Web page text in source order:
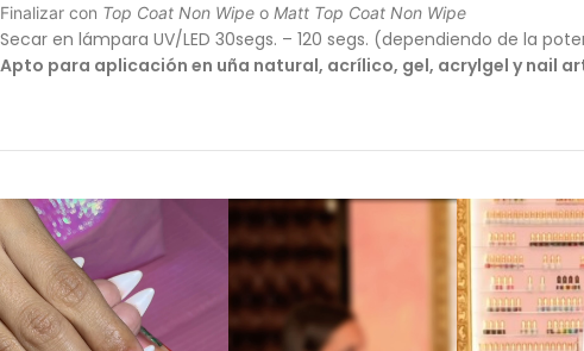
Finalizar con Top Coat Non Wipe o Matt Top Coat Non Wipe
Secar en lámpara UV/LED 30segs. – 120 segs. (dependiendo de la
Apto para aplicación en uña natural, acrílico, gel, acrylgel y nail